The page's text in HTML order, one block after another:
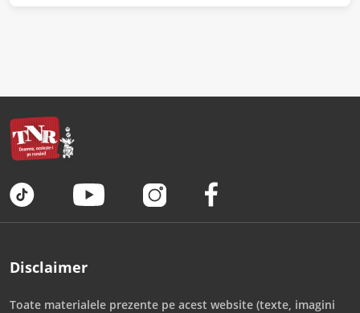
Disclaimer
Toate materialele prezente pe acest website (texte, imagini